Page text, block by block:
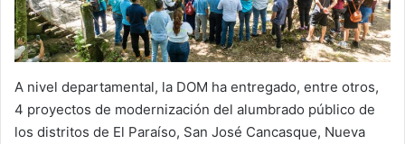
A nivel departamental, la DOM ha entregado, entre otros,
4 proyectos de modernización del alumbrado público de
los distritos de El Paraíso, San José Cancasque, Nueva